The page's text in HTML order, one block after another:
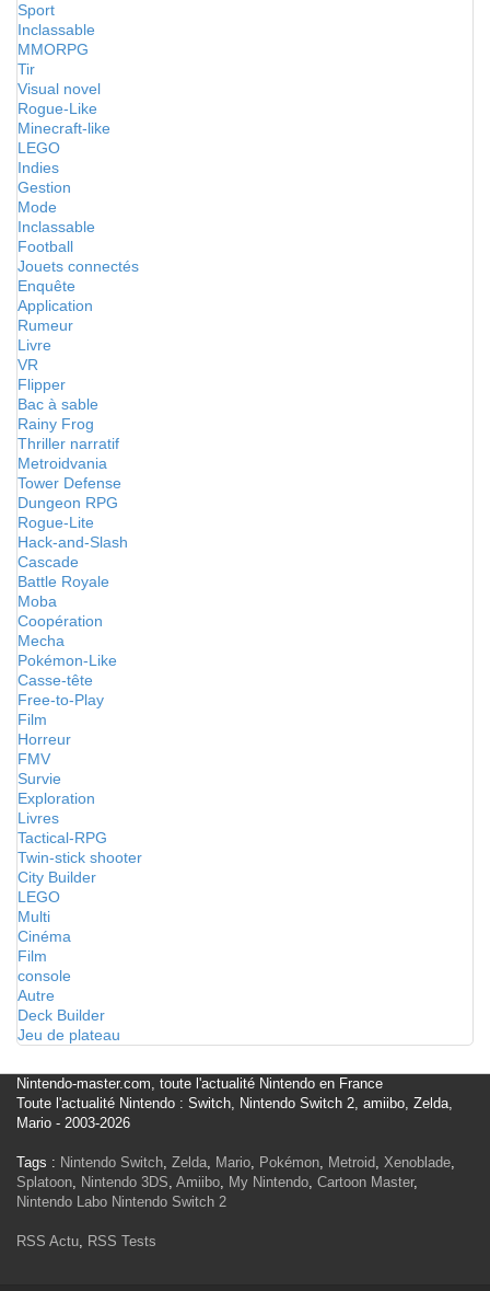
Sport
Inclassable
MMORPG
Tir
Visual novel
Rogue-Like
Minecraft-like
LEGO
Indies
Gestion
Mode
Inclassable
Football
Jouets connectés
Enquête
Application
Rumeur
Livre
VR
Flipper
Bac à sable
Rainy Frog
Thriller narratif
Metroidvania
Tower Defense
Dungeon RPG
Rogue-Lite
Hack-and-Slash
Cascade
Battle Royale
Moba
Coopération
Mecha
Pokémon-Like
Casse-tête
Free-to-Play
Film
Horreur
FMV
Survie
Exploration
Livres
Tactical-RPG
Twin-stick shooter
City Builder
LEGO
Multi
Cinéma
Film
console
Autre
Deck Builder
Jeu de plateau
Nintendo-master.com, toute l'actualité Nintendo en France
Toute l'actualité Nintendo : Switch, Nintendo Switch 2, amiibo, Zelda,
Mario - 2003-2026
Tags : Nintendo Switch, Zelda, Mario, Pokémon, Metroid, Xenoblade,
Splatoon, Nintendo 3DS, Amiibo, My Nintendo, Cartoon Master,
Nintendo Labo Nintendo Switch 2
RSS Actu, RSS Tests